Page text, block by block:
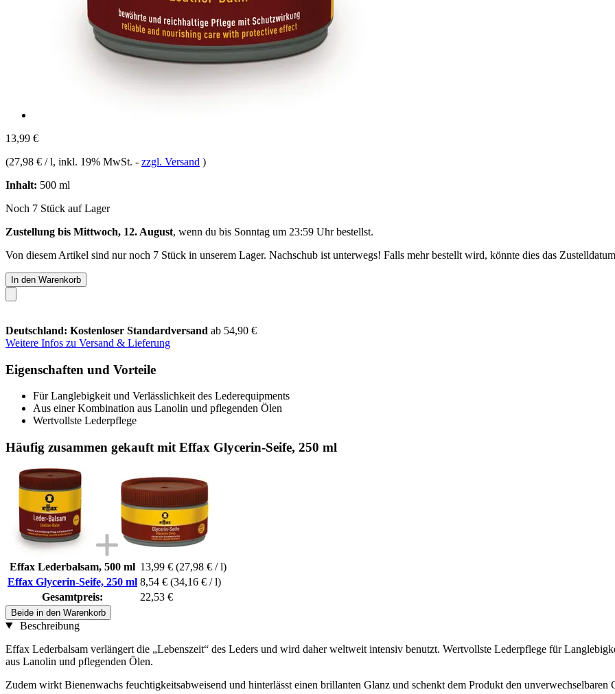
13,99 €
(27,98 € / l, inkl. 19% MwSt. - zzgl. Versand )
Inhalt: 500 ml
Noch 7 Stück auf Lager
Zustellung bis Mittwoch, 12. August, wenn du bis Sonntag um 23:59 Uhrbestellst.
Von diesem Artikel sind nur noch 7 Stück in unserem Lager. Nachschub ist unterwegs! Falls mehr bestellt wird, könnte dies das
In den Warenkorb
Deutschland: Kostenloser Standardversand ab 54,90 €
Weitere Infos zu Versand & Lieferung
Eigenschaften und Vorteile
Für Langlebigkeit und Verlässlichkeit des Lederequipments
Aus einer Kombination aus Lanolin und pflegenden Ölen
Wertvollste Lederpflege
Häufig zusammen gekauft mit Effax Glycerin-Seife, 250 ml
Effax Lederbalsam, 500 ml 13,99 € (27,98 € / l)
Effax Glycerin-Seife, 250 ml 8,54 € (34,16 € / l)
Gesamtpreis:
22,53 €
Beide in den Warenkorb
Beschreibung
Effax Lederbalsam verlängert die „Lebenszeit“ des Leders und wird daher weltweit intensiv benutzt. Wertvollste Lederpflege für
aus Lanolin und pflegenden Ölen.
Zudem wirkt Bienenwachs feuchtigkeitsabweisend und hinterlässt einen brillanten Glanz und schenkt dem Produkt den unverwechselbaren